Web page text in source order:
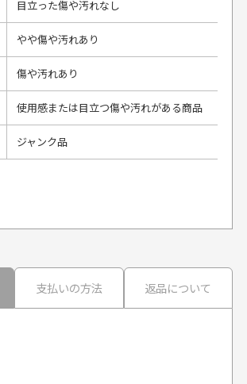
目立った傷や汚れなし
やや傷や汚れあり
傷や汚れあり
使用感または目立つ傷や汚れがある商品
ジャンク品
30代男性
時をご指定頂けます。
支払いの方法 返品について